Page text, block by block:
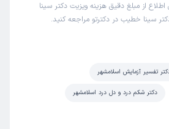
از مبلغ دقیق هزینه ویزیت دکتر سینا
سینا خطیب در دکترتو مراجعه کنید.
تفسیر آزمایش اسلامشهر
دکتر شکم درد و دل درد اسلامشهر